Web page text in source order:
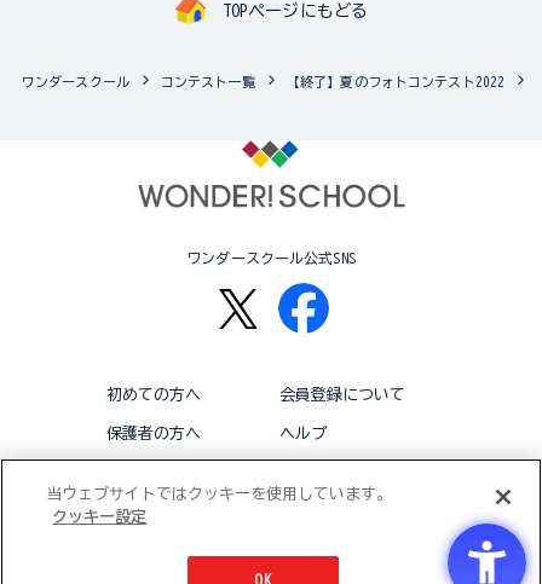
TOPページにもどる
ワンダースクール コンテスト一覧 【終了】夏のフォトコンテスト2022
ワンダースクール公式SNS
初めての方へ 会員登録について
保護者の方へ ヘルプ
当ウェブサイトではクッキーを使用しています。
クッキー設定